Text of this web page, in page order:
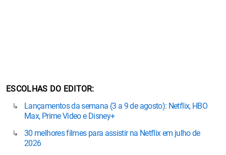
ESCOLHAS DO EDITOR
Lançamentos da semana (3 a 9 de agosto): Netflix, HBO
Max, Prime Video e Disney+
30 melhores filmes para assistir na Netflix em julho de
2026